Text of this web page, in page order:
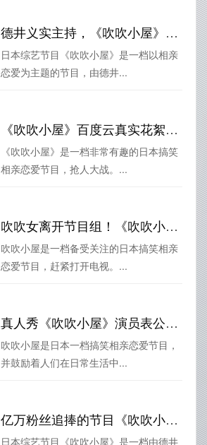
德井义实主持，《吹吹小屋》打破传统相亲恋爱框框，互动又好看！下载百度云看精彩
日本综艺节目《吹吹小屋》是一档以相亲
恋爱为主题的节目，由德井...
《吹吹小屋》百度云真实花絮大公开
《吹吹小屋》是一档非常有趣的日本搞笑
相亲恋爱节目，抢人大战。...
吹吹女离开节目组！《吹吹小屋》第三季爆笑看点前瞻
吹吹小屋是一档备受关注的日本搞笑相亲
恋爱节目，赶紧打开电视。...
真人秀《吹吹小屋》演员表公开，8人竞相争夺真爱称号
吹吹小屋是日本一档搞笑相亲恋爱节目，
并鼓励着人们在日常生活中...
亿万粉丝追捧的节目《吹吹小屋》第一季，人力字幕组送上即惊叹又欢乐的解说
日本综艺节目《吹吹小屋》是一档由德井